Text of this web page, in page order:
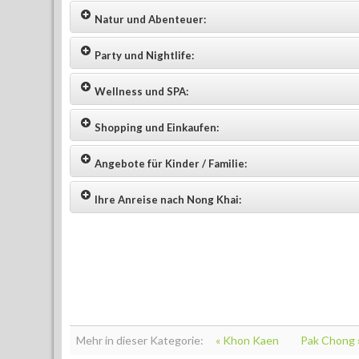
Natur und Abenteuer:
Party und Nightlife:
Wellness und SPA:
Shopping und Einkaufen:
Angebote für Kinder / Familie:
Ihre Anreise nach Nong Khai:
Mehr in dieser Kategorie: « Khon Kaen Pak Chong